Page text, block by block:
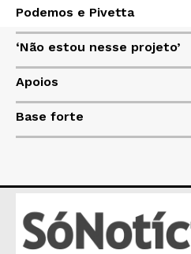
HOME
POLÍTICA
POLÍCIA
EDUCAÇÃO
SAÚDE
Podemos e Pivetta
‘Não estou nesse projeto’
Apoios
Base forte